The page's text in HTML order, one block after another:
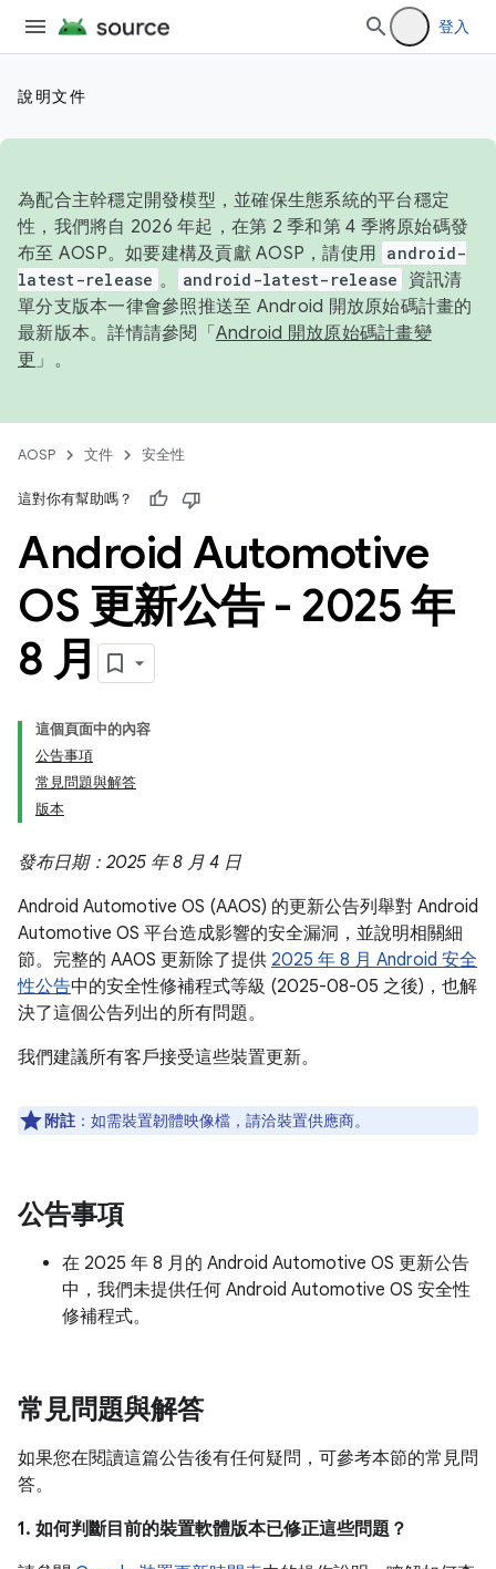
登入
說明文件
為配合主幹穩定開發模型，並確保生態系統的平台穩定
性，我們將自 2026 年起，在第 2 季和第 4 季將原始碼發
布至 AOSP。如要建構及貢獻 AOSP，請使用 android-
latest-release 。 android-latest-release
資訊清
單分支版本一律會參照推送至 Android 開放原始碼計畫的
最新版本。詳情請參閱「 Android 開放原始碼計畫變
更 」。
AOSP 文件 安全性
這對你有幫助嗎？
Android Automotive
OS 更新公告 - 2025 年
8 月
這個頁面中的內容
公告事項
常見問題與解答
版本
發布日期：2025 年 8 月 4 日
Android Automotive OS (AAOS) 的更新公告列舉對 Android
Automotive OS 平台造成影響的安全漏洞，並說明相關細
節。完整的 AAOS 更新除了提供 2025 年 8 月 Android 安全
性公告中的安全性修補程式等級 (2025-08-05 之後)，也解
決了這個公告列出的所有問題。
我們建議所有客戶接受這些裝置更新。
附註 ：如需裝置韌體映像檔，請洽裝置供應商。
公告事項
在 2025 年 8 月的 Android Automotive OS 更新公告
中，我們未提供任何 Android Automotive OS 安全性
修補程式。
常見問題與解答
如果您在閱讀這篇公告後有任何疑問，可參考本節的常見問
答。
1. 如何判斷目前的裝置軟體版本已修正這些問題？